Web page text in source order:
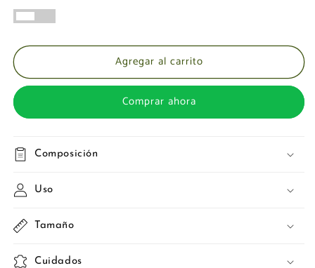
Agregar al carrito
Comprar ahora
Composición
Uso
Tamaño
Cuidados